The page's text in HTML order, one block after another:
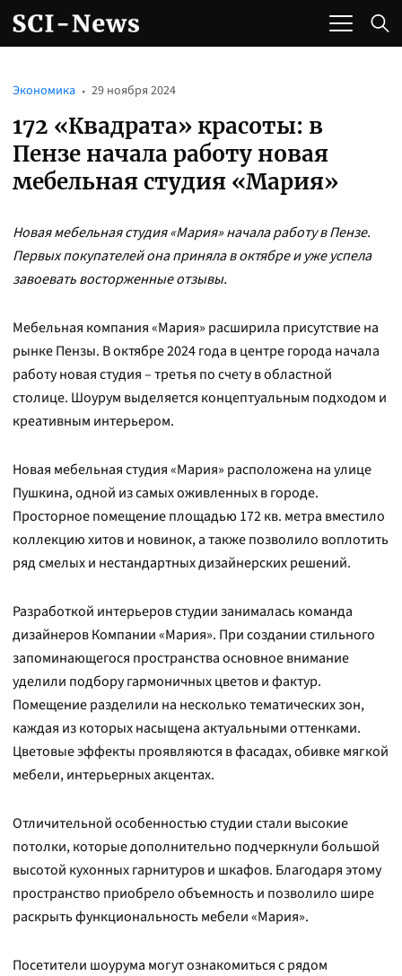
172 «Квадрата» красоты: в
Пензе начала работу новая
мебельная студия «Мария»
Экономика 29 ноября 2024
Новая мебельная студия «Мария» начала работу в Пензе.
Первых покупателей она приняла в октябре и уже успела
завоевать восторженные отзывы.
Мебельная компания «Мария» расширила присутствие на
рынке Пензы. В октябре 2024 года в центре города начала
работу новая студия – третья по счету в областной
столице. Шоурум выделяется концептуальным подходом и
креативным интерьером.
Новая мебельная студия «Мария» расположена на улице
Пушкина, одной из самых оживленных в городе.
Просторное помещение площадью 172 кв. метра вместило
коллекцию хитов и новинок, а также позволило воплотить
ряд смелых и нестандартных дизайнерских решений.
Разработкой интерьеров студии занималась команда
дизайнеров Компании «Мария». При создании стильного
запоминающегося пространства основное внимание
уделили подбору гармоничных цветов и фактур.
Помещение разделили на несколько тематических зон,
каждая из которых насыщена актуальными оттенками.
Цветовые эффекты проявляются в фасадах, обивке мягкой
мебели, интерьерных акцентах.
Отличительной особенностью студии стали высокие
потолки, которые дополнительно подчеркнули большой
высотой кухонных гарнитуров и шкафов. Благодаря этому
пространство приобрело объемность и позволило шире
раскрыть функциональность мебели «Мария».
Посетители шоурума могут ознакомиться с рядом